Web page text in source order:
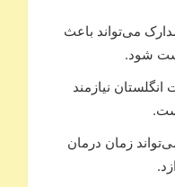
می‌تواند باعث
شود.
نیازمند
زمان درمان